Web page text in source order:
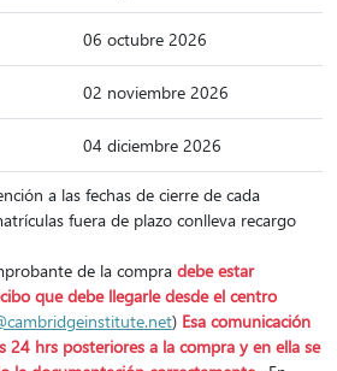
a las fechas de cierre de cada
fuera de plazo conlleva recargo
de la compra debe estar
que debe llegarle desde el centro
) Esa comunicación
24 hrs posteriores a la compra y en ella se
06 octubre 2026
02 noviembre 2026
04 diciembre 2026